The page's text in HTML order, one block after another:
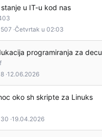
u IT-u kod nas
507 Četvrtak u 02:03
programiranja za decu
8 12.06.2026
oko sh skripte za Linuks
30 19.04.2026